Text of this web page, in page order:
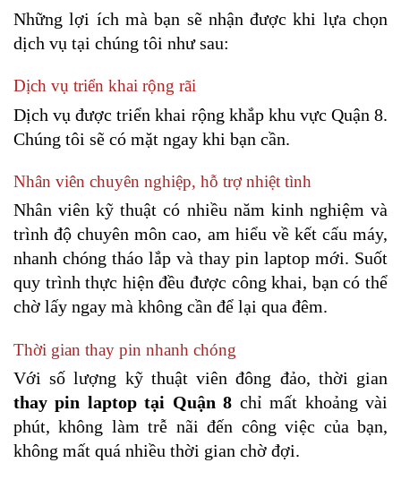
Những lợi ích mà bạn sẽ nhận được khi lựa chọn
dịch vụ tại chúng tôi như sau:
Dịch vụ triển khai rộng rãi
Dịch vụ được triển khai rộng khắp khu vực Quận 8.
Chúng tôi sẽ có mặt ngay khi bạn cần.
Nhân viên chuyên nghiệp, hỗ trợ nhiệt tình
Nhân viên kỹ thuật có nhiều năm kinh nghiệm và
trình độ chuyên môn cao, am hiểu về kết cấu máy,
nhanh chóng tháo lắp và thay pin laptop mới. Suốt
quy trình thực hiện đều được công khai, bạn có thể
chờ lấy ngay mà không cần để lại qua đêm.
Thời gian thay pin nhanh chóng
thay pin laptop tại Quận 8 chỉ mất khoảng vài
phút, không làm trễ nãi đến công việc của bạn,
không mất quá nhiều thời gian chờ đợi.